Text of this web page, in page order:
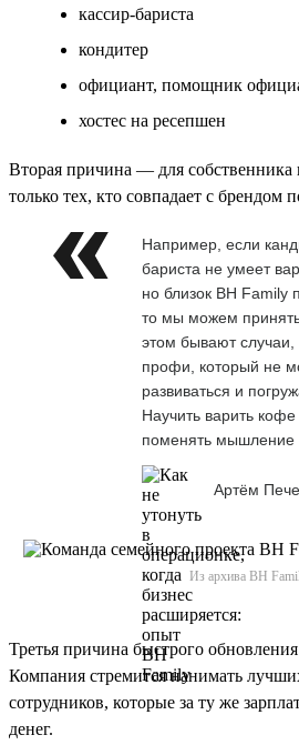
кассир-бариста
кондитер
официант, помощник
хостес на ресепшен
Вторая причина — для собственника
только тех, кто совпадает с брендом
Например, если
бариста не умеет
но близок BH Family
то мы можем
этом бывают случаи,
профи, который не
развиваться и
Научить варить
поменять мышление
Артём
Из архива BH
Третья причина быстрого
Компания стремится нанимать
сотрудников, которые за ту же
денег.